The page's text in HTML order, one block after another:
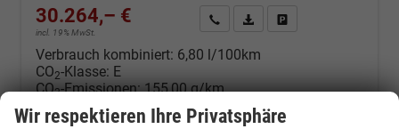
30.264,– €
incl. 19% MwSt.
Kontakt & Angebot anfordern
PDF-Datei, Fahrzeugexposé
Verbrauch kombiniert: 6,80 l/100km
CO2-Klasse: E
CO2-Emissionen:155,00 g/km
Wir respektieren Ihre Privatsphäre